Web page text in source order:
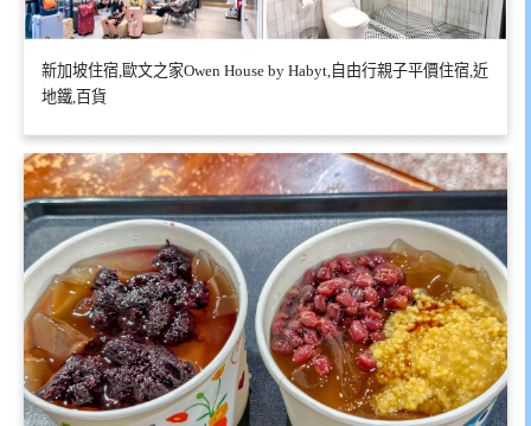
新加坡住宿,歐文之家Owen House by Habyt,自由行親子平價住宿,近
地鐵,百貨